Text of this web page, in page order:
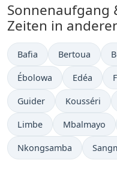
Sonnenaufgang
Zeiten in
Bafia Bertoua
Ébolowa Edéa
Guider Kousséri
Limbe Mbalmayo
Nkongsamba